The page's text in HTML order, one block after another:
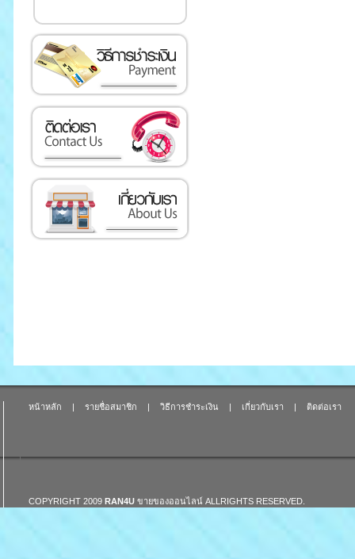
หน้าหลัก | รายชื่อสมาชิก | วิธีการชำระเงิน | เกี่ยวกับเรา | ติดต่อเรา
COPYRIGHT 2009 RAN4U ขายของออนไลน์ ALLRIGHTS RESERVED.